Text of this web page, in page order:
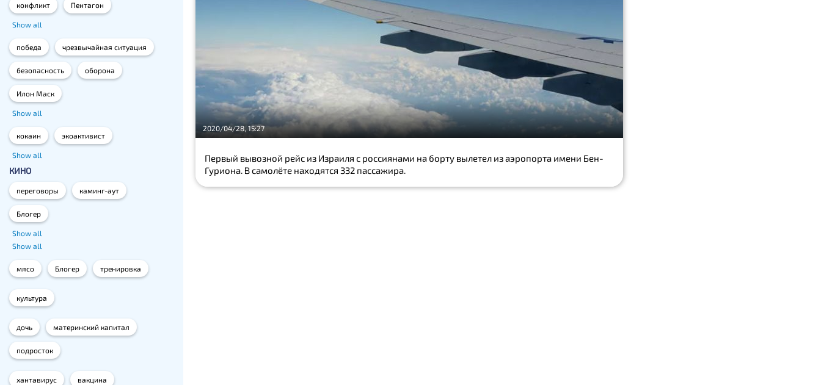
конфликт Пентагон
Show all
победа чрезвычайная ситуация
безопасность оборона
Илон Маск
Show all
кокаин экоактивист
Show all
КИНО
переговоры каминг-аут
Блогер
Show all
Show all
мясо Блогер тренировка
культура
дочь материнский капитал
подросток
хантавирус вакцина
2020/04/28, 15:27
Первый вывозной рейс из Израиля с россиянами на борту вылетел из аэропорта имени Бен-
Гуриона. В самолёте находятся 332 пассажира.